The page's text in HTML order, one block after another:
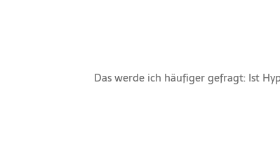
Das werde ich häufiger gefragt: Ist